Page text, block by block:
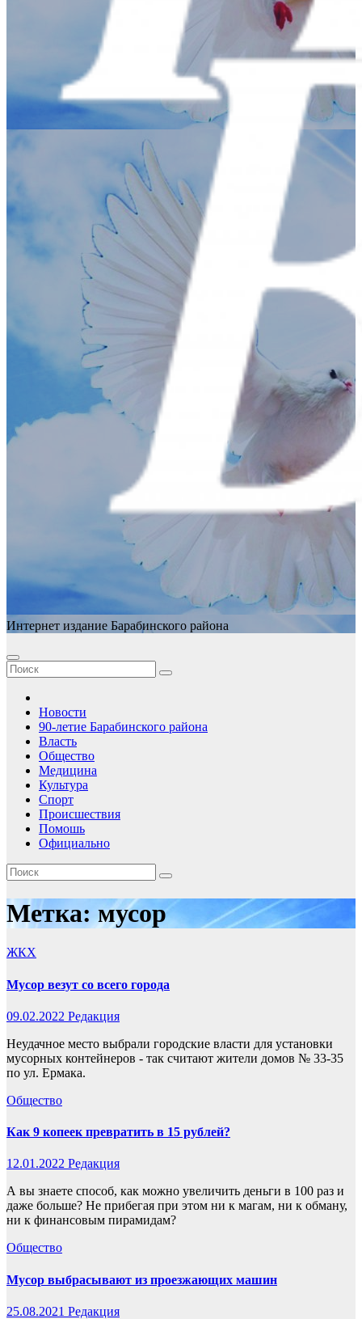
Интернет издание Барабинского района
Новости
90-летие Барабинского района
Власть
Общество
Медицина
Культура
Спорт
Происшествия
Помошь
Официально
Метка:мусор
ЖКХ
Мусор везут со всего города
09.02.2022 Редакция
Неудачное место выбрали городские власти для установки
мусорных контейнеров - так считают жители домов № 33-35
по ул. Ермака.
Общество
Как 9 копеек превратить в 15 рублей?
12.01.2022 Редакция
А вы знаете способ, как можно увеличить деньги в 100 раз и
даже больше? Не прибегая при этом ни к магам, ни к обману,
ни к финансовым пирамидам?
Общество
Мусор выбрасывают из проезжающих машин
25.08.2021 Редакция